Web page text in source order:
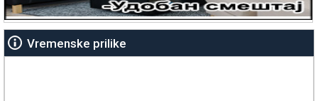
Vremenske prilike